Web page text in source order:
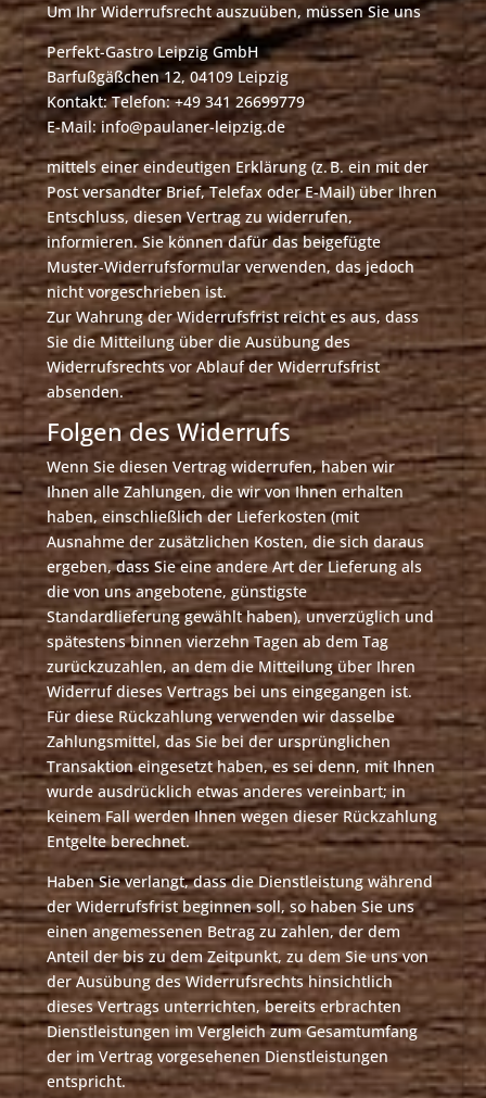
Um Ihr Widerrufsrecht auszuüben, müssen Sie uns
Perfekt-Gastro Leipzig GmbH
Barfußgäßchen 12, 04109 Leipzig
Kontakt: Telefon: +49 341 26699779
E-Mail: info@paulaner-leipzig.de
mittels einer eindeutigen Erklärung (z. B. ein mit der
Post versandter Brief, Telefax oder E-Mail) über Ihren
Entschluss, diesen Vertrag zu widerrufen,
informieren. Sie können dafür das beigefügte
Muster-Widerrufsformular verwenden, das jedoch
nicht vorgeschrieben ist.
Zur Wahrung der Widerrufsfrist reicht es aus, dass
Sie die Mitteilung über die Ausübung des
Widerrufsrechts vor Ablauf der Widerrufsfrist
absenden.
Folgen des Widerrufs
Wenn Sie diesen Vertrag widerrufen, haben wir
Ihnen alle Zahlungen, die wir von Ihnen erhalten
haben, einschließlich der Lieferkosten (mit
Ausnahme der zusätzlichen Kosten, die sich daraus
ergeben, dass Sie eine andere Art der Lieferung als
die von uns angebotene, günstigste
Standardlieferung gewählt haben), unverzüglich und
spätestens binnen vierzehn Tagen ab dem Tag
zurückzuzahlen, an dem die Mitteilung über Ihren
Widerruf dieses Vertrags bei uns eingegangen ist.
Für diese Rückzahlung verwenden wir dasselbe
Zahlungsmittel, das Sie bei der ursprünglichen
Transaktion eingesetzt haben, es sei denn, mit Ihnen
wurde ausdrücklich etwas anderes vereinbart; in
keinem Fall werden Ihnen wegen dieser Rückzahlung
Entgelte berechnet.
Haben Sie verlangt, dass die Dienstleistung während
der Widerrufsfrist beginnen soll, so haben Sie uns
einen angemessenen Betrag zu zahlen, der dem
Anteil der bis zu dem Zeitpunkt, zu dem Sie uns von
der Ausübung des Widerrufsrechts hinsichtlich
dieses Vertrags unterrichten, bereits erbrachten
Dienstleistungen im Vergleich zum Gesamtumfang
der im Vertrag vorgesehenen Dienstleistungen
entspricht.